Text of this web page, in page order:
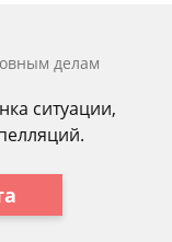
делам
ситуации,